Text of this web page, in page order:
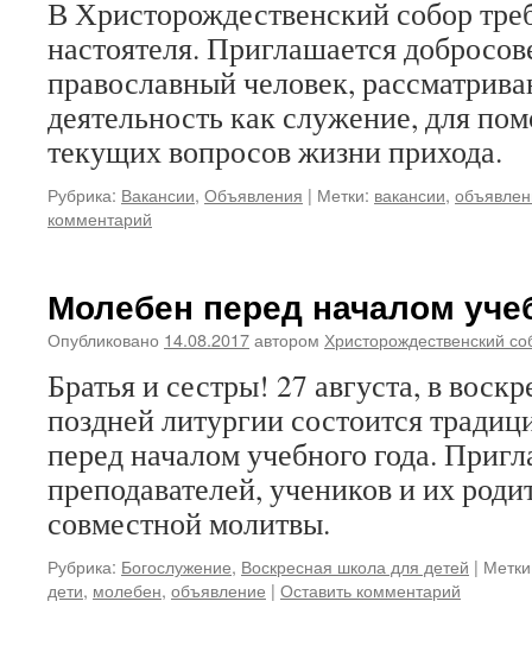
В Христорождественский собор
настоятеля. Приглашается
православный человек,
деятельность как служение, для
текущих вопросов жизни прихода.
Рубрика: Вакансии, Объявления | Метки: вакансии,
комментарий
Молебен перед началом
Опубликовано 14.08.2017автором Христорождественский
Братья и сестры! 27 августа, в
поздней литургии состоится
перед началом учебного года.
преподавателей, учеников и их
совместной молитвы.
Рубрика: Богослужение, Воскресная школа для детей |
дети, молебен, объявление | Оставить комментарий